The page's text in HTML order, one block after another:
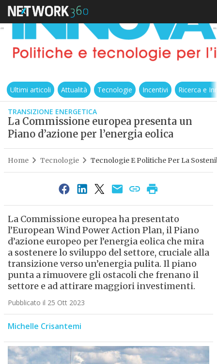
Ultimi articoli Attualità Tecnologie Incentivi Ricerca e
TRANSIZIONE ENERGETICA
La Commissione europea presenta un
Piano d’azione per l’energia eolica
Home Tecnologie Tecnologie E Politiche Per La
La Commissione europea ha presentato
l’European Wind Power Action Plan, il Piano
d’azione europeo per l’energia eolica che mira
a sostenere lo sviluppo del settore, cruciale alla
transizione verso un’energia pulita. Il piano
punta a rimuovere gli ostacoli che frenano il
settore e ad attirare maggiori investimenti.
Pubblicato il 25 Ott 2023
Michelle Crisantemi